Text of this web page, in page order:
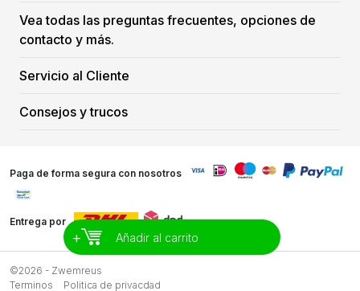
+ Añadir al carrito
Vea todas las preguntas frecuentes, opciones de
contacto y más.
Servicio al Cliente
Consejos y trucos
Paga de forma segura con nosotros
Entrega por
©2026 - Zwemreus
Terminos
Politica de privacdad